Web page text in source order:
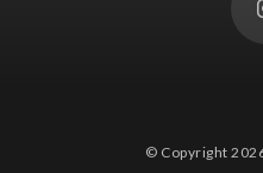
© Copyright